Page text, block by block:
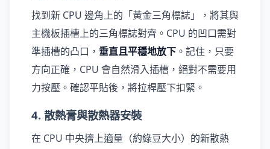
找到新 CPU 邊角上的「黃金三角標誌」，將其與
主機板插槽上的三角標誌對齊。CPU 的凹口需對
準插槽的凸口， 垂直且平穩地放下 。記住，只要
方向正確，CPU 會自然滑入插槽，絕對不需要用
力按壓。確認平貼後，將拉桿壓下扣緊。
4. 散熱膏與散熱器安裝
在 CPU 中央擠上適量（約綠豆大小）的新散熱